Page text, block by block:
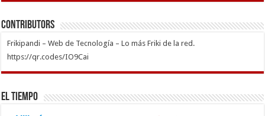
Contributors
Frikipandi – Web de Tecnología – Lo más Friki de la red.
https://qr.codes/IO9Cai
El Tiempo